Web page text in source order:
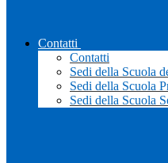
Contatti
Contatti
Sedi della Scuola
Sedi della Scuola
Sedi della Scuola